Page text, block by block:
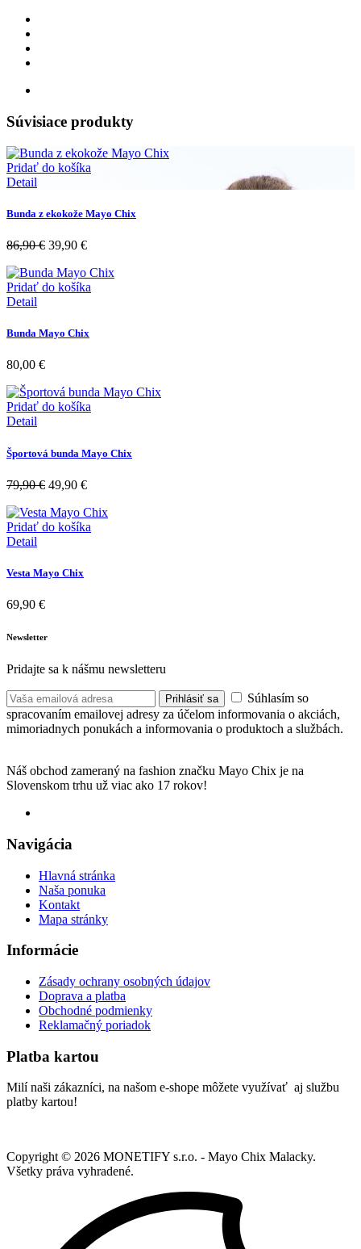
Súvisiace produkty
Pridať do košíka
Detail
Bunda z ekokože Mayo Chix
86,90€ 39,90 €
Pridať do košíka
Detail
Bunda Mayo Chix
80,00 €
Pridať do košíka
Detail
Športová bunda Mayo Chix
79,90€ 49,90 €
Pridať do košíka
Detail
Vesta Mayo Chix
69,90 €
Newsletter
Pridajte sa k nášmu newsletteru
Prihlásiť sa
Súhlasím so
spracovaním emailovej adresy za účelom informovania o akciách,
mimoriadnych ponukách a informovania o produktoch a službách.
Náš obchod zameraný na fashion značku Mayo Chix je na
Slovenskom trhu už viac ako 17 rokov!
Navigácia
Hlavná stránka
Naša ponuka
Kontakt
Mapa stránky
Informácie
Zásady ochrany osobných údajov
Doprava a platba
Obchodné podmienky
Reklamačný poriadok
Platba kartou
Milí naši zákazníci, na našom e-shope môžete využívať aj službu
platby kartou!
Copyright © 2026 MONETIFY s.r.o. - Mayo Chix Malacky.
Všetky práva vyhradené.